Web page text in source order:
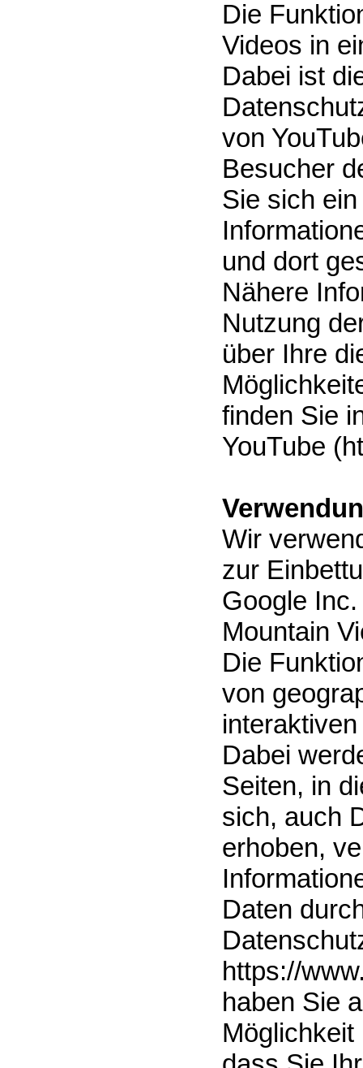
Die
Videos in
Dabei ist
von
Besucher
Sie sich
und dort
Nähere
Nutzung
über Ihre
finden Sie
YouTube
Wir
zur
Google
Mountain
Die
von
Dabei
Seiten, in
sich, auch
erhoben,
Daten
https://
haben Sie